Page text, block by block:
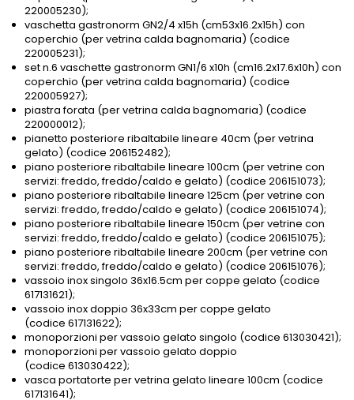
220005230);
vaschetta gastronorm GN2/4 x15h (cm53x16.2x15h) con
coperchio (per vetrina calda bagnomaria) (codice
220005231);
set n.6 vaschette gastronorm GN1/6 x10h (cm16.2x17.6x10h) con
coperchio (per vetrina calda bagnomaria) (codice
220005927);
piastra forata (per vetrina calda bagnomaria) (codice
220000012);
pianetto posteriore ribaltabile lineare 40cm (per vetrina
gelato) (codice 206152482);
piano posteriore ribaltabile lineare 100cm (per vetrine con
servizi: freddo, freddo/caldo e gelato) (codice 206151073);
piano posteriore ribaltabile lineare 125cm (per vetrine con
servizi: freddo, freddo/caldo e gelato) (codice 206151074);
piano posteriore ribaltabile lineare 150cm (per vetrine con
servizi: freddo, freddo/caldo e gelato) (codice 206151075);
piano posteriore ribaltabile lineare 200cm (per vetrine con
servizi: freddo, freddo/caldo e gelato) (codice 206151076);
vassoio inox singolo 36x16.5cm per coppe gelato (codice
617131621);
vassoio inox doppio 36x33cm per coppe gelato
(codice 617131622);
monoporzioni per vassoio gelato singolo (codice 613030421);
monoporzioni per vassoio gelato doppio
(codice 613030422);
vasca portatorte per vetrina gelato lineare 100cm (codice
617131641);